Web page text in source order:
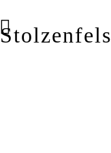
Stolzenfels